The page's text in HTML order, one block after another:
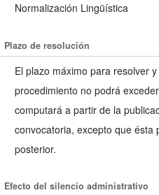
Normalización Lingüística
Plazo de resolución
El plazo máximo para resolver
procedimiento no podrá
computará a partir de la
convocatoria, excepto que ésta
posterior.
Efecto del silencio administrativo